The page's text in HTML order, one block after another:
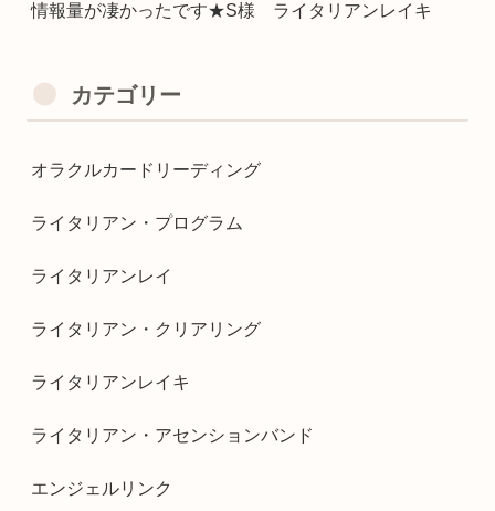
情報量が凄かったです★S様 ライタリアンレイキ
カテゴリー
オラクルカードリーディング
ライタリアン・プログラム
ライタリアンレイ
ライタリアン・クリアリング
ライタリアンレイキ
ライタリアン・アセンションバンド
エンジェルリンク